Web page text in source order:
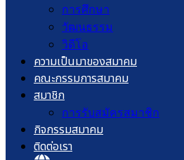
การศึกษา
วัฒนธรรม
วิดีโอ
ความเป็นมาของสมาคม
คณะกรรมการสมาคม
สมาชิก
การรับสมัครสมาชิก
กิจกรรมสมาคม
ติดต่อเรา